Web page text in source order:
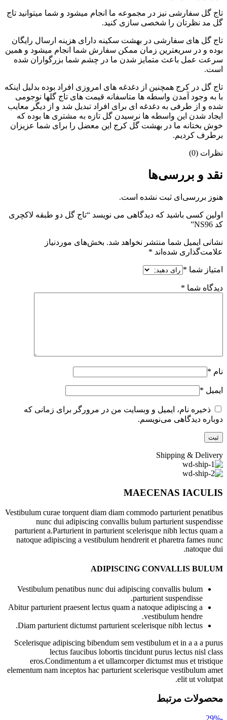
تاج گل سفارشی نیز در مجموعه ما انجام میشود و شما میتوانید تاج
گل مد نظرتان را شخصی سازی کنید.
تاج گل های سفارشی در بهشت سکینه دارای هزینه ارسال رایگان
بوده و در سریعترین زمان ممکن سفارش شما انجام میشود و همین
سرعت عمل باعث متمایز شدن ما در چشم شما بزرگواران شده
است.
تاج گل در کرج همچنین از دغدغه های امروزی افراد بوده بدلیل اینکه
با به وجود آمدن واسطه ها متاسفانه قیمت های تاج گلها نوجومی
شده و از طرفی به دغدغه ای برای افراد تبدیل شد و از دیگر معایب
ایجاد شدن این واسطه ها نرسیدن گل تازه به مشتری ها بوده که
خوش بختانه ما در بهشت گل کرج این معضل را برای شما عزیزان
برطرف کردیم.
نظرات (0)
نقد و بررسی‌ها
هنوز بررسی‌ای ثبت نشده است.
اولین کسی باشید که دیدگاهی می نویسد “تاج گل دو طبقه لاکچری
کد NS96”
نشانی ایمیل شما منتشر نخواهد شد. بخش‌های موردنیاز
علامت‌گذاری شده‌اند *
امتیاز شما *
دیدگاه شما *
نام *
ایمیل *
ذخیره نام، ایمیل و وبسایت من در مرورگر برای زمانی که
دوباره دیدگاهی می‌نویسم.
Shipping & Delivery
MAECENAS IACULIS
Vestibulum curae torquent diam diam commodo parturient penatibus
nunc dui adipiscing convallis bulum parturient suspendisse
parturient a.Parturient in parturient scelerisque nibh lectus quam a
natoque adipiscing a vestibulum hendrerit et pharetra fames nunc
natoque dui.
ADIPISCING CONVALLIS BULUM
Vestibulum penatibus nunc dui adipiscing convallis bulum
parturient suspendisse.
Abitur parturient praesent lectus quam a natoque adipiscing a
vestibulum hendre.
Diam parturient dictumst parturient scelerisque nibh lectus.
Scelerisque adipiscing bibendum sem vestibulum et in a a a purus
lectus faucibus lobortis tincidunt purus lectus nisl class
eros.Condimentum a et ullamcorper dictumst mus et tristique
elementum nam inceptos hac parturient scelerisque vestibulum amet
elit ut volutpat.
محصولات مرتبط
-29%